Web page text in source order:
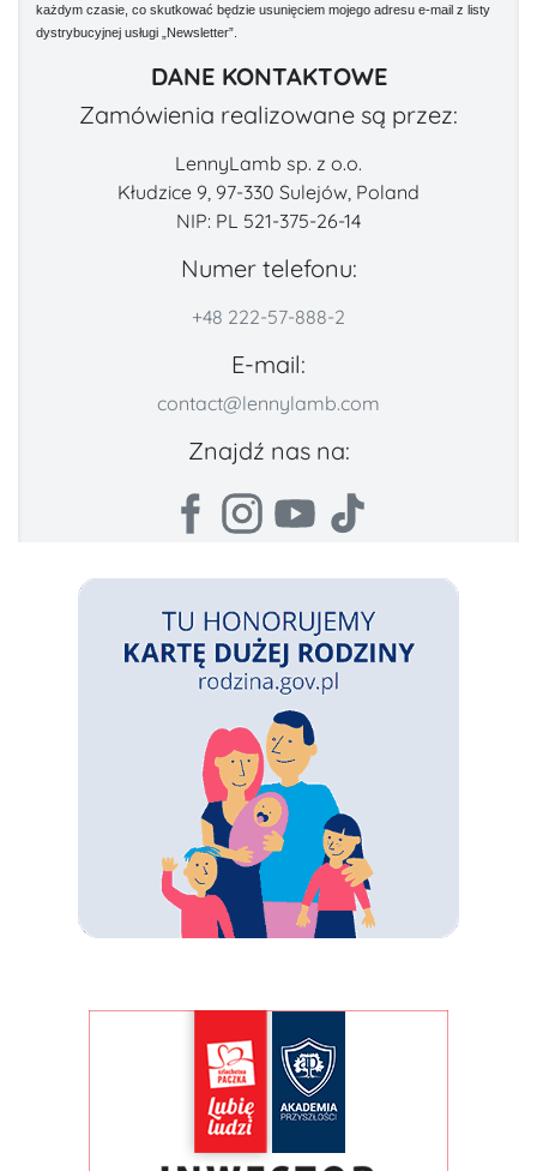
każdym czasie, co skutkować będzie usunięciem mojego adresu e-mail z listy
dystrybucyjnej usługi „Newsletter”.
DANE KONTAKTOWE
Zamówienia realizowane są przez:
LennyLamb sp. z o.o.
Kłudzice 9, 97-330 Sulejów, Poland
NIP: PL 521-375-26-14
Numer telefonu:
+48 222-57-888-2
E-mail:
contact@lennylamb.com
Znajdź nas na: